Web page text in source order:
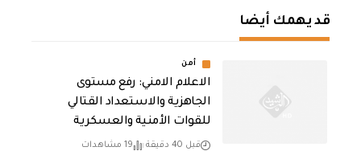
قد يهمك أيضا
أمن
الاعلام الامني: رفع مستوى
الجاهزية والاستعداد القتالي
للقوات الأمنية والعسكرية
قبل 40 دقيقة 19 مشاهدات